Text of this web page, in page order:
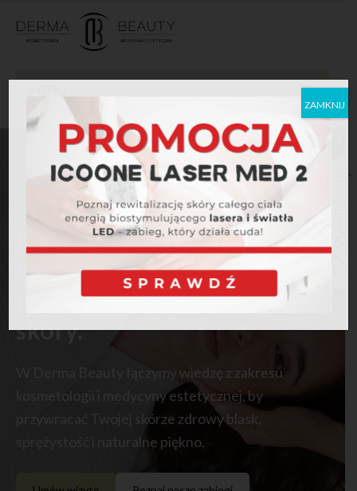
Pomagamy kobietom w
każdym wieku odzyskać
promienny, jędrny wygląd
skóry.
W Derma Beauty łączymy wiedzę z zakresu
kosmetologii i medycyny estetycznej, by
przywracać Twojej skórze zdrowy blask,
sprężystość i naturalne piękno.
ZAMKNIJ